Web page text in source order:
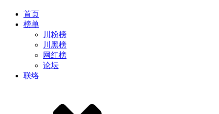
首页
榜单
川粉榜
川黑榜
网红榜
论坛
联络